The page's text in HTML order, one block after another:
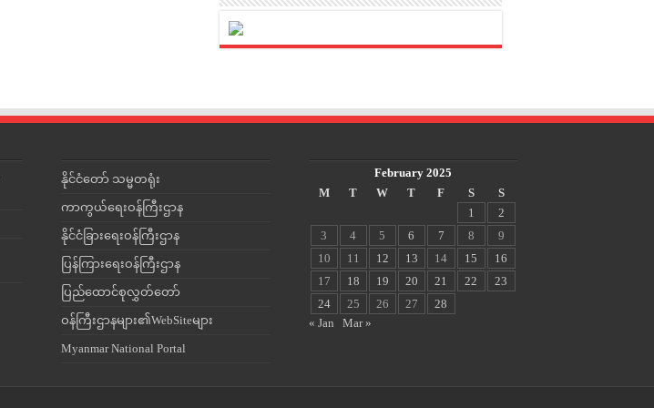
နိုင်ငံတော် သမ္မတရုံး
ကာကွယ်ရေးဝန်ကြီးဌာန
နိုင်ငံခြားရေးဝန်ကြီးဌာန
ပြန်ကြားရေးဝန်ကြီးဌာန
ပြည်ထောင်စုလွှတ်တော်
ဝန်ကြီးဌာနများ၏WebSiteများ
Myanmar National Portal
February 2025
M
T W T F S
S
1
2
3
4 5 6 7 8
9
10
11 12 13 14 15
16
17
18 19 20 21 22
23
24
25 26 27
28
« Jan
Mar »